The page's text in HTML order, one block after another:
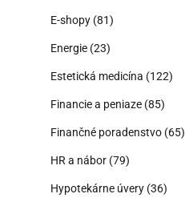
E-shopy (81)
Energie (23)
Estetická medicína (122)
Financie a peniaze (85)
Finančné poradenstvo (65)
HR a nábor (79)
Hypotekárne úvery (36)